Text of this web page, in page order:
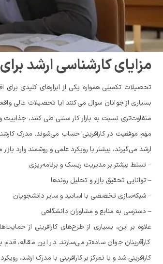
مزایای کارشناسی ارشد
تحصیلات تکمیلی همواره یکی از ابزارهای کلیدی
بسیاری از جوانان سوال می‌کنند آیا تحصیلات عالی
متفاوت‌تری نسبت به بازار کار سنتی طی کنند، جذابیت
مهم موفقیت در کارآفرینی حساب می‌شوند. مدرک
ارشد می‌گیرند، بیشتر با رویکرد علمی و روشمند وارد
– تسلط بیشتر بر مدیریت ریسک و برنامه‌ریزی
– توانایی تحقیق بازار و تحلیل روندها
– شبکه‌سازی تخصصی با اساتید و سایر دانشجویان
– دسترسی به منابع و مشاوران دانشگاهی
علاوه بر این، بسیاری از طرح‌های کارآفرینی از
کارآفرینان جوان ساده‌تر می‌سازند. در این مقاله،
کارآفرینی شد و با تمرکز بر کارآفرینی با مدرک ارشد،